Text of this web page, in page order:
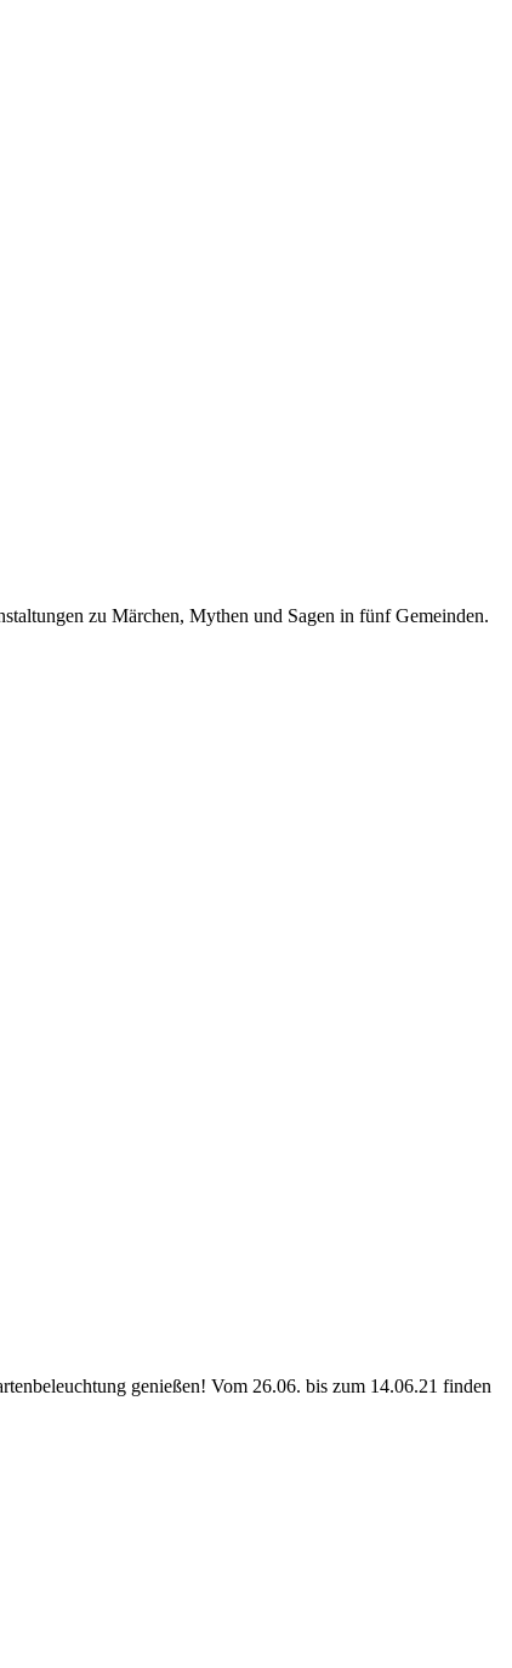
zu Märchen, Mythen und Sagen in fünf Gemeinden.
genießen! Vom 26.06. bis zum 14.06.21 finden